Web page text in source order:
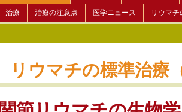
治療 治療の注意点 医学ニュース リウマ
リウマチの標準治療